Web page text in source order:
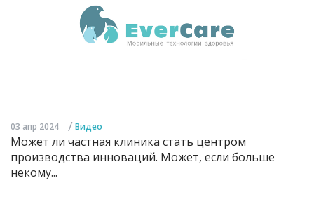
03 апр 2024 / Видео
Может ли частная клиника стать центром
производства инноваций. Может, если больше
некому...